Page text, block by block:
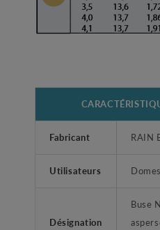
Fabricant RAIN
Utilisateurs
Désignation
Buse